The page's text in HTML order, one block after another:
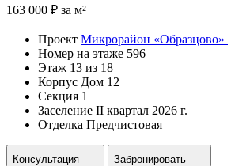
163 000 ₽ за м²
Проект Микрорайон «Образцово»
Номер на этаже 596
Этаж 13 из 18
Корпус Дом 12
Секция 1
Заселение II квартал 2026 г.
Отделка Предчистовая
Консультация
Забронировать